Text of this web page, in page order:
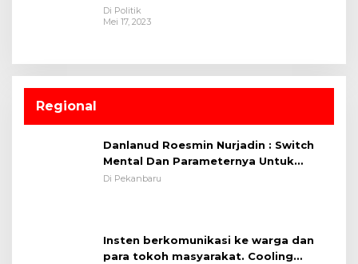
Di Politik
Mei 17, 2023
Regional
Danlanud Roesmin Nurjadin : Switch
Mental Dan Parameternya Untuk
Melaksanakan ✈
Di Pekanbaru
Insten berkomunikasi ke warga dan
para tokoh masyarakat. Cooling